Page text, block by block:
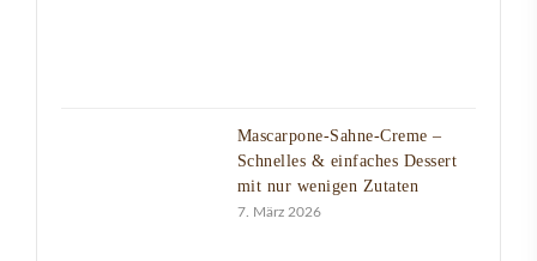
Mascarpone-Sahne-Creme –
Schnelles & einfaches Dessert
mit nur wenigen Zutaten
7. März 2026